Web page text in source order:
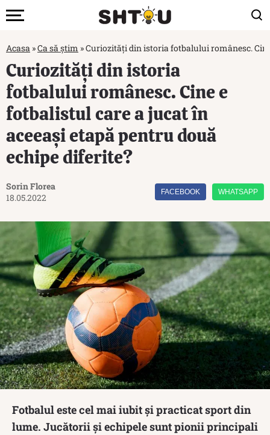
Acasa »Ca să știm »Curiozități din istoria fotbalului românesc.
Curiozități din istoria
fotbalului românesc. Cine e
fotbalistul care a jucat în
aceeași etapă pentru două
echipe diferite?
Sorin Florea
18.05.2022
FACEBOOK WHATSAPP
Fotbalul este cel mai iubit și practicat sport din
lume. Jucătorii și echipele sunt pionii principali